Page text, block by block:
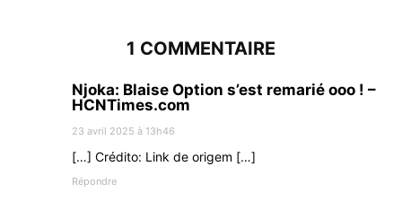
1 COMMENTAIRE
Njoka: Blaise Option s’est remarié ooo ! –
HCNTimes.com
23 avril 2025 à 13h46
[…] Crédito: Link de origem […]
Répondre